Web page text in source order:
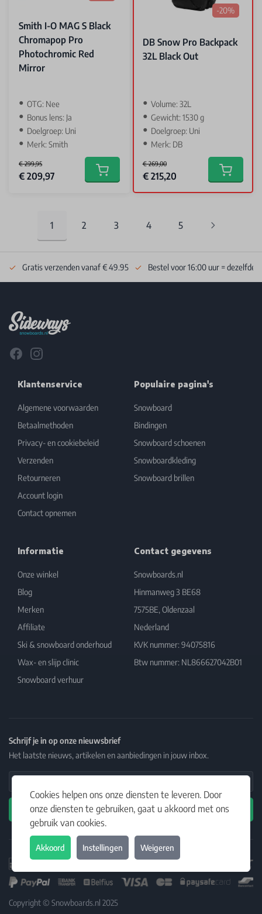
Smith I-O MAG S Black
Chromapop Pro
Photochromic Red
Mirror
OTG: Nee
Bonus lens: Ja
Doelgroep: Uni
Merk: Smith
€ 299,95
Special Price
€ 209,97 Add to cart
-20%
DB Snow Pro Backpack
32L Black Out
Volume: 32L
Gewicht: 1530 g
Doelgroep: Uni
Merk: DB
€ 269,00
Special Price
€ 215,20 Add to
You're currently reading page
1 Pagina
2 Pagina
3 Pagina
4 Pagina
5
Cookies helpen ons onze diensten te leveren. Door
onze diensten te gebruiken, gaat u akkoord met ons
gebruik van cookies.
Akkoord Instellingen Weigeren
Gratis verzenden vanaf € 49.95 Bestel voor 16:00 uur = dezelfde
FacebookInstagram
Klantenservice
Algemene voorwaarden
Betaalmethoden
Privacy- en cookiebeleid
Verzenden
Retourneren
Account login
Contact opnemen
Populaire pagina's
Snowboard
Bindingen
Snowboard schoenen
Snowboardkleding
Snowboard brillen
Informatie
Onze winkel
Blog
Merken
Affiliate
Ski & snowboard onderhoud
Wax- en slijp clinic
Snowboard verhuur
Contact gegevens
Snowboards.nl
Hinmanweg 3 BE68
7575BE, Oldenzaal
Nederland
KVK nummer: 94075816
Btw nummer: NL866627042B01
Schrijf je in op onze nieuwsbrief
Het laatste nieuws, artikelen en aanbiedingen in jouw inbox.
Email Address
Abonneren
Copyright © Snowboards.nl 2025